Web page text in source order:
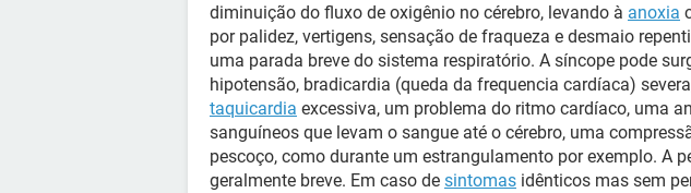
diminuição do fluxo de oxigênio no cérebro, levando à anoxia
por palidez, vertigens, sensação de fraqueza e desmaio
uma parada breve do sistema respiratório. A síncope pode
hipotensão, bradicardia (queda da frequencia cardíaca)
taquicardia excessiva, um problema do ritmo cardíaco, uma
sanguíneos que levam o sangue até o cérebro, uma
pescoço, como durante um estrangulamento por exemplo. A
geralmente breve. Em caso de sintomas idênticos mas sem